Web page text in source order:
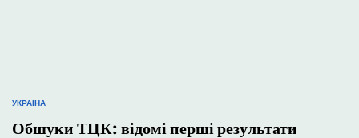
ОПУБЛІКУВАТИ
УКРАЇНА
Обшуки ТЦК: відомі перші результати